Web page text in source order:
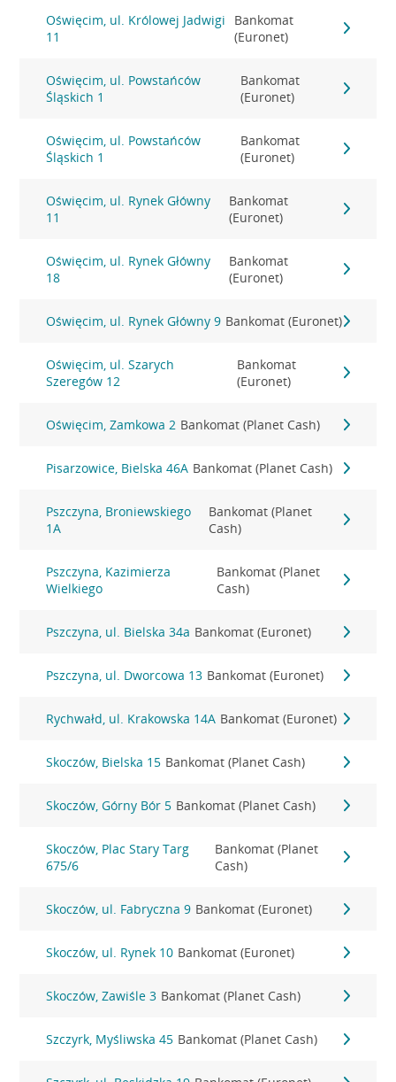
Oświęcim, ul. Królowej Jadwigi
11
Bankomat
(Euronet)
Oświęcim, ul. Powstańców
Śląskich 1
Bankomat
(Euronet)
Oświęcim, ul. Powstańców
Śląskich 1
Bankomat
(Euronet)
Oświęcim, ul. Rynek Główny
11
Bankomat
(Euronet)
Oświęcim, ul. Rynek Główny
18
Bankomat
(Euronet)
Oświęcim, ul. Rynek Główny 9 Bankomat (Euronet)
Oświęcim, ul. Szarych
Szeregów 12
Bankomat
(Euronet)
Oświęcim, Zamkowa 2 Bankomat (Planet Cash)
Pisarzowice, Bielska 46A Bankomat (Planet Cash)
Pszczyna, Broniewskiego
1A
Bankomat (Planet
Cash)
Pszczyna, Kazimierza
Wielkiego
Bankomat (Planet
Cash)
Pszczyna, ul. Bielska 34a Bankomat (Euronet)
Pszczyna, ul. Dworcowa 13 Bankomat (Euronet)
Rychwałd, ul. Krakowska 14A Bankomat (Euronet)
Skoczów, Bielska 15 Bankomat (Planet Cash)
Skoczów, Górny Bór 5 Bankomat (Planet Cash)
Skoczów, Plac Stary Targ
675/6
Bankomat (Planet
Cash)
Skoczów, ul. Fabryczna 9 Bankomat (Euronet)
Skoczów, ul. Rynek 10 Bankomat (Euronet)
Skoczów, Zawiśle 3 Bankomat (Planet Cash)
Szczyrk, Myśliwska 45 Bankomat (Planet Cash)